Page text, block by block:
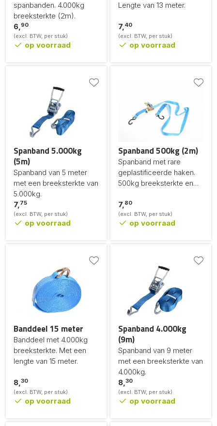
spanbanden. 4.000kg
breeksterkte (2m).
6,90
(excl. BTW, per stuk)
op voorraad
Lengte van 13 meter.
7,40
(excl. BTW, per stuk)
op voorraad
Spanband 5.000kg
(5m)
Spanband van 5 meter
met een breeksterkte van
5.000kg.
7,75
(excl. BTW, per stuk)
op voorraad
Spanband 500kg (2m)
Spanband met rare
geplastificeerde haken.
500kg breeksterkte en
7,80
(excl. BTW, per stuk)
op voorraad
Banddeel 15 meter
Banddeel met 4.000kg
breeksterkte. Met een
lengte van 15 meter.
8,30
(excl. BTW, per stuk)
op voorraad
Spanband 4.000kg
(9m)
Spanband van 9 meter
met een breeksterkte van
4.000kg.
8,30
(excl. BTW, per stuk)
op voorraad